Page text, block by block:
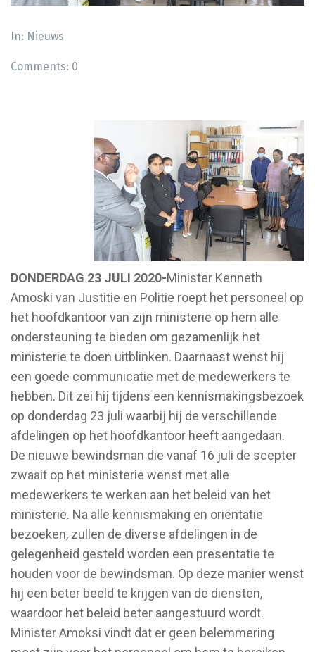
In: Nieuws
Comments: 0
DONDERDAG 23 JULI 2020-Minister Kenneth
Amoski van Justitie en Politie roept het personeel op
het hoofdkantoor van zijn ministerie op hem alle
ondersteuning te bieden om gezamenlijk het
ministerie te doen uitblinken. Daarnaast wenst hij
een goede communicatie met de medewerkers te
hebben. Dit zei hij tijdens een kennismakingsbezoek
op donderdag 23 juli waarbij hij de verschillende
afdelingen op het hoofdkantoor heeft aangedaan.
De nieuwe bewindsman die vanaf 16 juli de scepter
zwaait op het ministerie wenst met alle
medewerkers te werken aan het beleid van het
ministerie. Na alle kennismaking en oriëntatie
bezoeken, zullen de diverse afdelingen in de
gelegenheid gesteld worden een presentatie te
houden voor de bewindsman. Op deze manier wenst
hij een beter beeld te krijgen van de diensten,
waardoor het beleid beter aangestuurd wordt.
Minister Amoksi vindt dat er geen belemmering